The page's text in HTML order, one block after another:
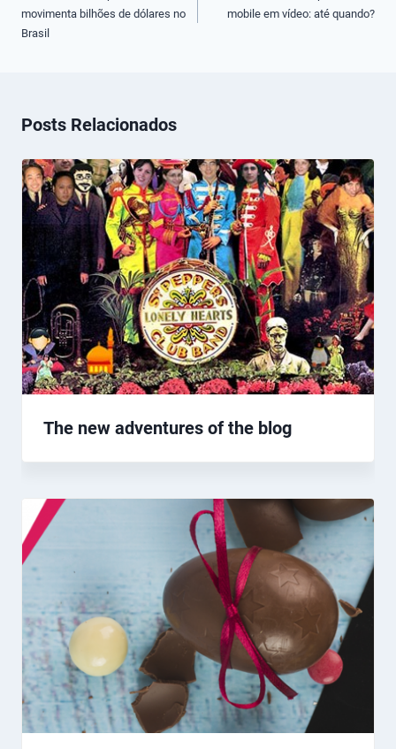
Post
movimenta bilhões de dólares no
Brasil
mobile em vídeo: até quando?
Posts Relacionados
The new adventures of the blog